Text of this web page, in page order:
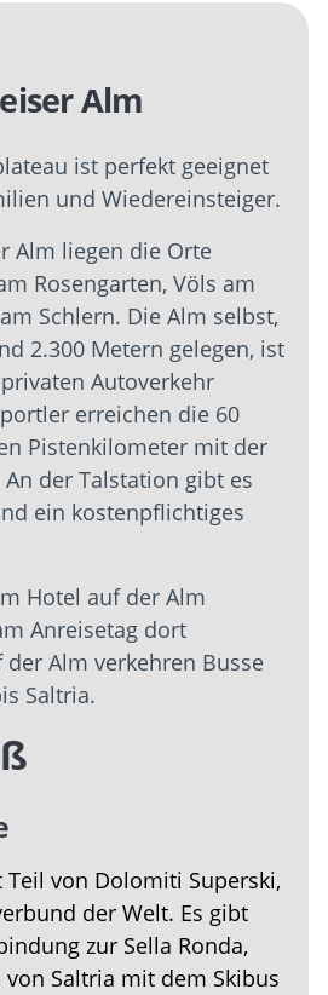
Alm
ist perfekt geeignet
und Wiedereinsteiger.
Alm liegen die Orte
Rosengarten, Völs am
Schlern. Die Alm selbst,
2.300 Metern gelegen, ist
Autoverkehr
erreichen die 60
Pistenkilometer mit der
der Talstation gibt es
ein kostenpflichtiges
Hotel auf der Alm
Anreisetag dort
Alm verkehren Busse
Saltria.
Teil von Dolomiti Superski,
der Welt. Es gibt
zur Sella Ronda,
Saltria mit dem Skibus